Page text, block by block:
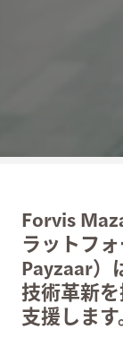
Forvis
ラットフ
Payzaar）
技術革新
支援します